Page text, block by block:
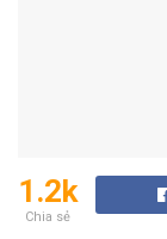
1.2k
Chia sẻ